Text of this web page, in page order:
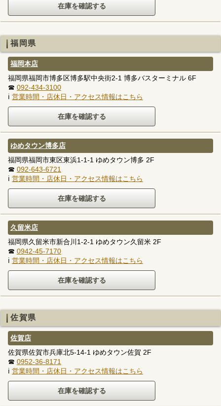
福岡県
福岡本店
福岡県福岡市博多区博多駅中央街2-1 博多バスターミナル 6F
☎ 092-434-3100
ℹ 営業時間・店休日・アクセス情報はこちら
ゆめタウン博多店
福岡県福岡市東区東浜1-1-1 ゆめタウン博多 2F
☎ 092-643-6721
ℹ 営業時間・店休日・アクセス情報はこちら
久留米店
福岡県久留米市新合川1-2-1 ゆめタウン久留米 2F
☎ 0942-45-7170
ℹ 営業時間・店休日・アクセス情報はこちら
佐賀県
佐賀店
佐賀県佐賀市兵庫北5-14-1 ゆめタウン佐賀 2F
☎ 0952-36-8171
ℹ 営業時間・店休日・アクセス情報はこちら